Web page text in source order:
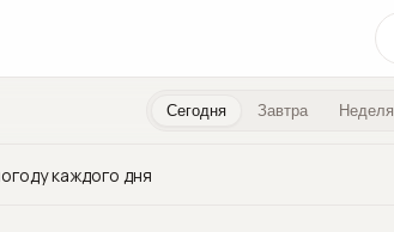
Сегодня Завтра Неделя
каждого дня